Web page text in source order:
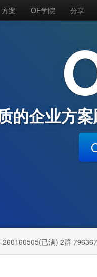
方案 OE学院 分享
的企业方
260160505(已满) 2群